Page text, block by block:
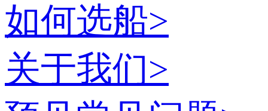
如何选船>
关于我们>